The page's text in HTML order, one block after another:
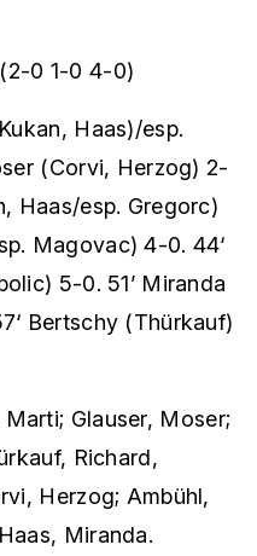
0 1-0 4-0)
Haas)/esp.
(Corvi, Herzog) 2-
Haas/esp. Gregorc)
Magovac) 4-0. 44‘
5-0. 51’ Miranda
Bertschy (Thürkauf)
Glauser, Moser;
Richard,
Herzog; Ambühl,
Miranda.